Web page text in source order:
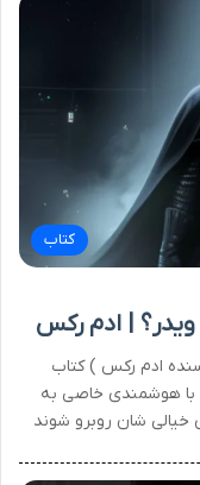
کتاب
| ادم رکس
ادم رکس ) کتاب
با هوشمندی خاصی به
های خیالی شان روبرو شوند